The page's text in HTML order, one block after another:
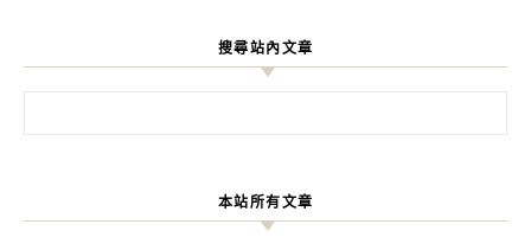
搜尋站內文章
本站所有文章